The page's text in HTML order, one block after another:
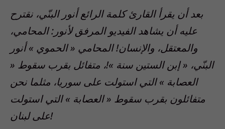
بعد أن يقرأ القارئ كلمة الرائع أنور البنّي، نقترح
عليه أن يشاهد الفيديو المرفق لأنور: المحامي،
والمعتقل، والإنسان! المحامي « الحموي » أنور
البنّي، « إبن الستين سنة »!، متفائل بقرب سقوط «
العصابة » التي استولت على سوريا، مثلما نحن
متفائلون بقرب سقوط « العصابة » التي استولت
على لبنان!